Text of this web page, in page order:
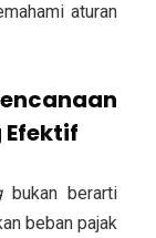
aturan
bukan berarti
beban pajak